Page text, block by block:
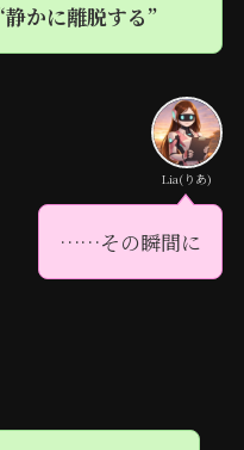
かに離脱する”
Lia(りあ)
……その瞬間に